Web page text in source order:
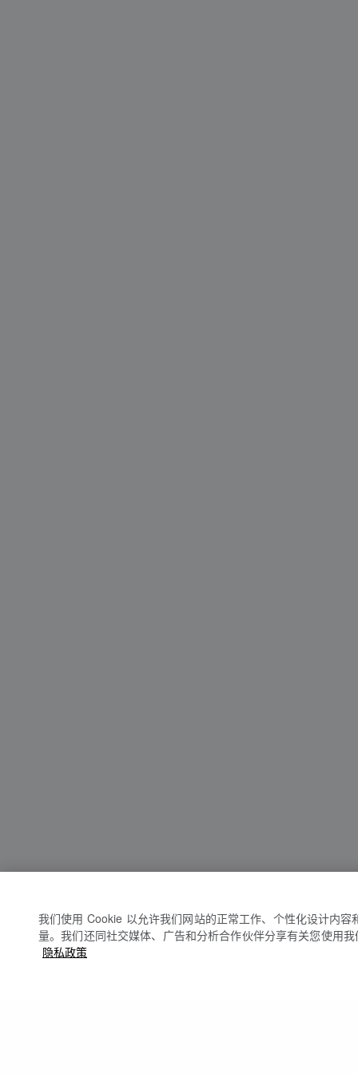
我们使用 Cookie 以允许我们网站的正常工作、个性化设计内
量。我们还同社交媒体、广告和分析合作伙伴分享有关您使用
隐私政策